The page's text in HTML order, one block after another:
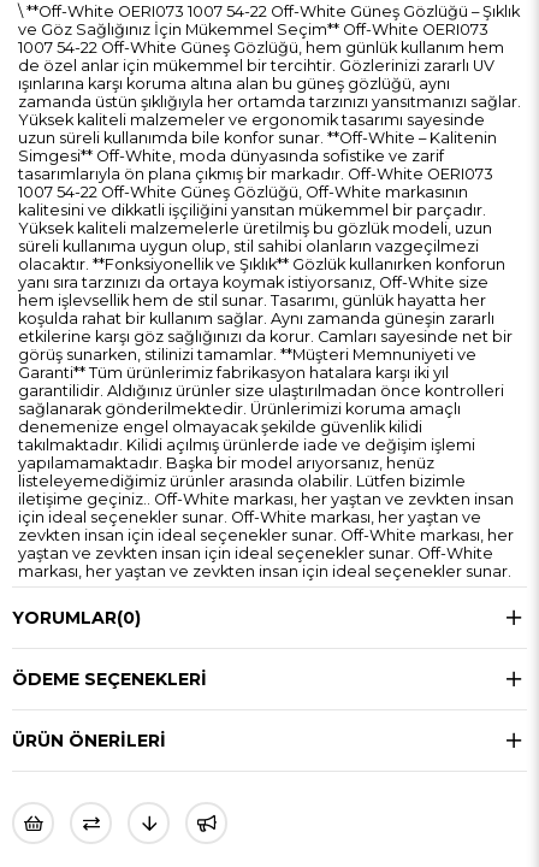
\ **Off-White OERI073 1007 54-22 Off-White Güneş Gözlüğü – Şıklık
ve Göz Sağlığınız İçin Mükemmel Seçim** Off-White OERI073
1007 54-22 Off-White Güneş Gözlüğü, hem günlük kullanım hem
de özel anlar için mükemmel bir tercihtir. Gözlerinizi zararlı UV
ışınlarına karşı koruma altına alan bu güneş gözlüğü, aynı
zamanda üstün şıklığıyla her ortamda tarzınızı yansıtmanızı sağlar.
Yüksek kaliteli malzemeler ve ergonomik tasarımı sayesinde
uzun süreli kullanımda bile konfor sunar. **Off-White – Kalitenin
Simgesi** Off-White, moda dünyasında sofistike ve zarif
tasarımlarıyla ön plana çıkmış bir markadır. Off-White OERI073
1007 54-22 Off-White Güneş Gözlüğü, Off-White markasının
kalitesini ve dikkatli işçiliğini yansıtan mükemmel bir parçadır.
Yüksek kaliteli malzemelerle üretilmiş bu gözlük modeli, uzun
süreli kullanıma uygun olup, stil sahibi olanların vazgeçilmezi
olacaktır. **Fonksiyonellik ve Şıklık** Gözlük kullanırken konforun
yanı sıra tarzınızı da ortaya koymak istiyorsanız, Off-White size
hem işlevsellik hem de stil sunar. Tasarımı, günlük hayatta her
koşulda rahat bir kullanım sağlar. Aynı zamanda güneşin zararlı
etkilerine karşı göz sağlığınızı da korur. Camları sayesinde net bir
görüş sunarken, stilinizi tamamlar. **Müşteri Memnuniyeti ve
Garanti** Tüm ürünlerimiz fabrikasyon hatalara karşı iki yıl
garantilidir. Aldığınız ürünler size ulaştırılmadan önce kontrolleri
sağlanarak gönderilmektedir. Ürünlerimizi koruma amaçlı
denemenize engel olmayacak şekilde güvenlik kilidi
takılmaktadır. Kilidi açılmış ürünlerde iade ve değişim işlemi
yapılamamaktadır. Başka bir model arıyorsanız, henüz
listeleyemediğimiz ürünler arasında olabilir. Lütfen bizimle
iletişime geçiniz.. Off-White markası, her yaştan ve zevkten insan
için ideal seçenekler sunar. Off-White markası, her yaştan ve
zevkten insan için ideal seçenekler sunar. Off-White markası, her
yaştan ve zevkten insan için ideal seçenekler sunar. Off-White
markası, her yaştan ve zevkten insan için ideal seçenekler sunar.
YORUMLAR(0)
ÖDEME SEÇENEKLERI
ÜRÜN ÖNERILERI